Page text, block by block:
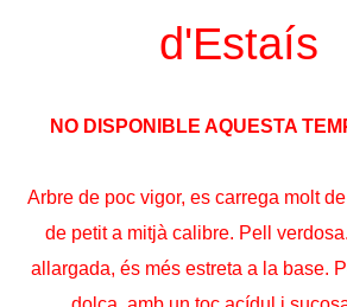
d'Estaís
NO DISPONIBLE AQUESTA
Arbre de poc vigor, es carrega molt
de petit a mitjà calibre. Pell
allargada, és més estreta a la base.